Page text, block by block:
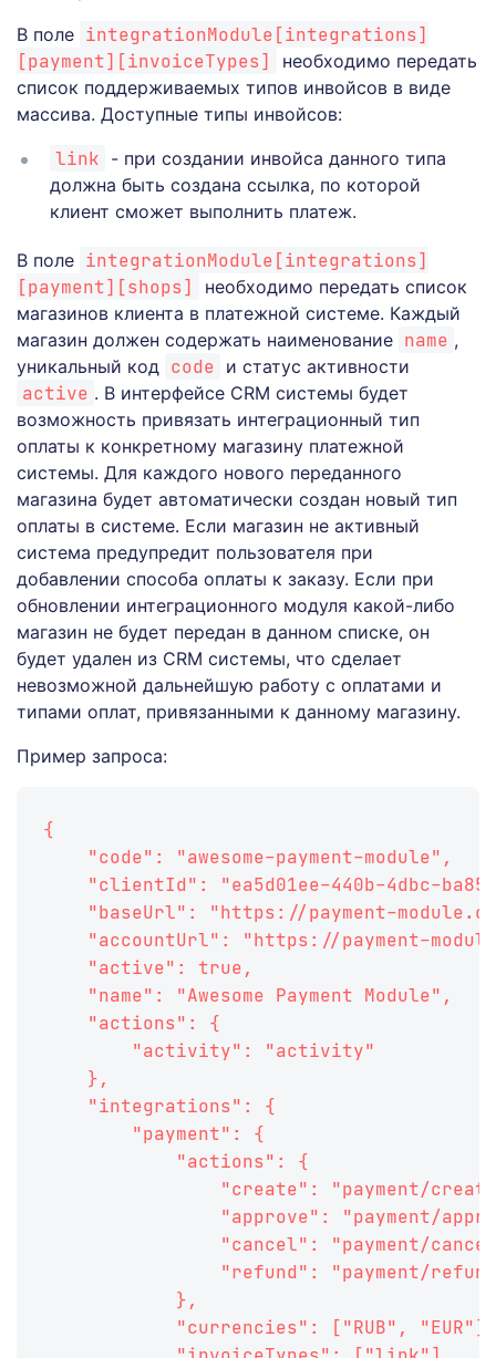
В поле integrationModule[integrations]
[payment][invoiceTypes]
необходимо передать
список поддерживаемых типов инвойсов в виде
массива. Доступные типы инвойсов:
link - при создании инвойса данного типа
должна быть создана ссылка, по которой
клиент сможет выполнить платеж.
В поле integrationModule[integrations]
[payment][shops]
необходимо передать список
магазинов клиента в платежной системе. Каждый
магазин должен содержать наименование name ,
уникальный код code и статус активности
active . В интерфейсе CRM системы будет
возможность привязать интеграционный тип
оплаты к конкретному магазину платежной
системы. Для каждого нового переданного
магазина будет автоматически создан новый тип
оплаты в системе. Если магазин не активный
система предупредит пользователя при
добавлении способа оплаты к заказу. Если при
обновлении интеграционного модуля какой-либо
магазин не будет передан в данном списке, он
будет удален из CRM системы, что сделает
невозможной дальнейшую работу с оплатами и
типами оплат, привязанными к данному магазину.
Пример запроса:
{
    "code": "awesome-payment-module",
"clientId": "ea5d01ee-440b-4dbc-
"baseUrl": "https://payment-
"accountUrl": "https://payment-
    "active": true,
    "name": "Awesome Payment Module",
    "actions": {
        "activity": "activity"
    },
    "integrations": {
        "payment": {
            "actions": {
"create": "payment/
"approve": "payment/
"cancel": "payment/
"refund": "payment/
            },
            "currencies": ["RUB", "EUR"],